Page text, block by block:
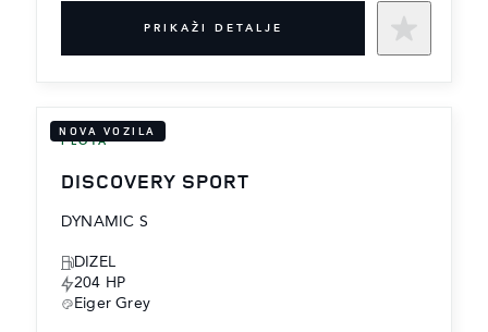
PRIKAŽI DETALJE
NOVA VOZILA
FLOTA
DISCOVERY SPORT
DYNAMIC S
DIZEL
204 HP
Eiger Grey